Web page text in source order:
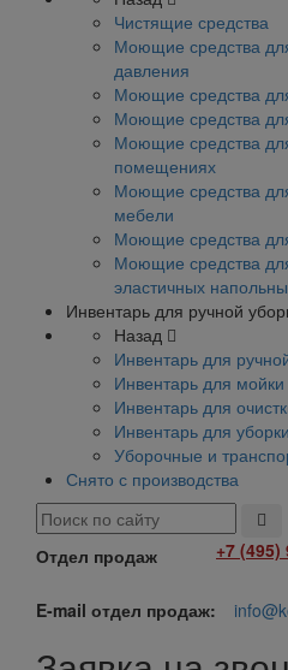
Чистящие средства
Моющие средства
давления
Моющие средства
Моющие средства
Моющие средства
помещениях
Моющие средства
мебели
Моющие средства
Моющие средства
эластичных
Инвентарь для ручной
Назад
Инвентарь для
Инвентарь для мойки
Инвентарь для
Инвентарь для
Уборочные и
Снято с производства
Отдел продаж +7 (495)
E-mail отдел продаж: